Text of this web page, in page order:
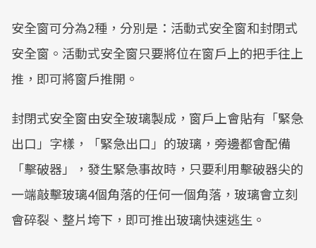
安全窗可分為2種，分別是：活動式安全窗和封閉式
安全窗。活動式安全窗只要將位在窗戶上的把手往上
推，即可將窗戶推開。
封閉式安全窗由安全玻璃製成，窗戶上會貼有「緊急
出口」字樣，「緊急出口」的玻璃，旁邊都會配備
「擊破器」，發生緊急事故時，只要利用擊破器尖的
一端敲擊玻璃4個角落的任何一個角落，玻璃會立刻
會碎裂、整片垮下，即可推出玻璃快速逃生。